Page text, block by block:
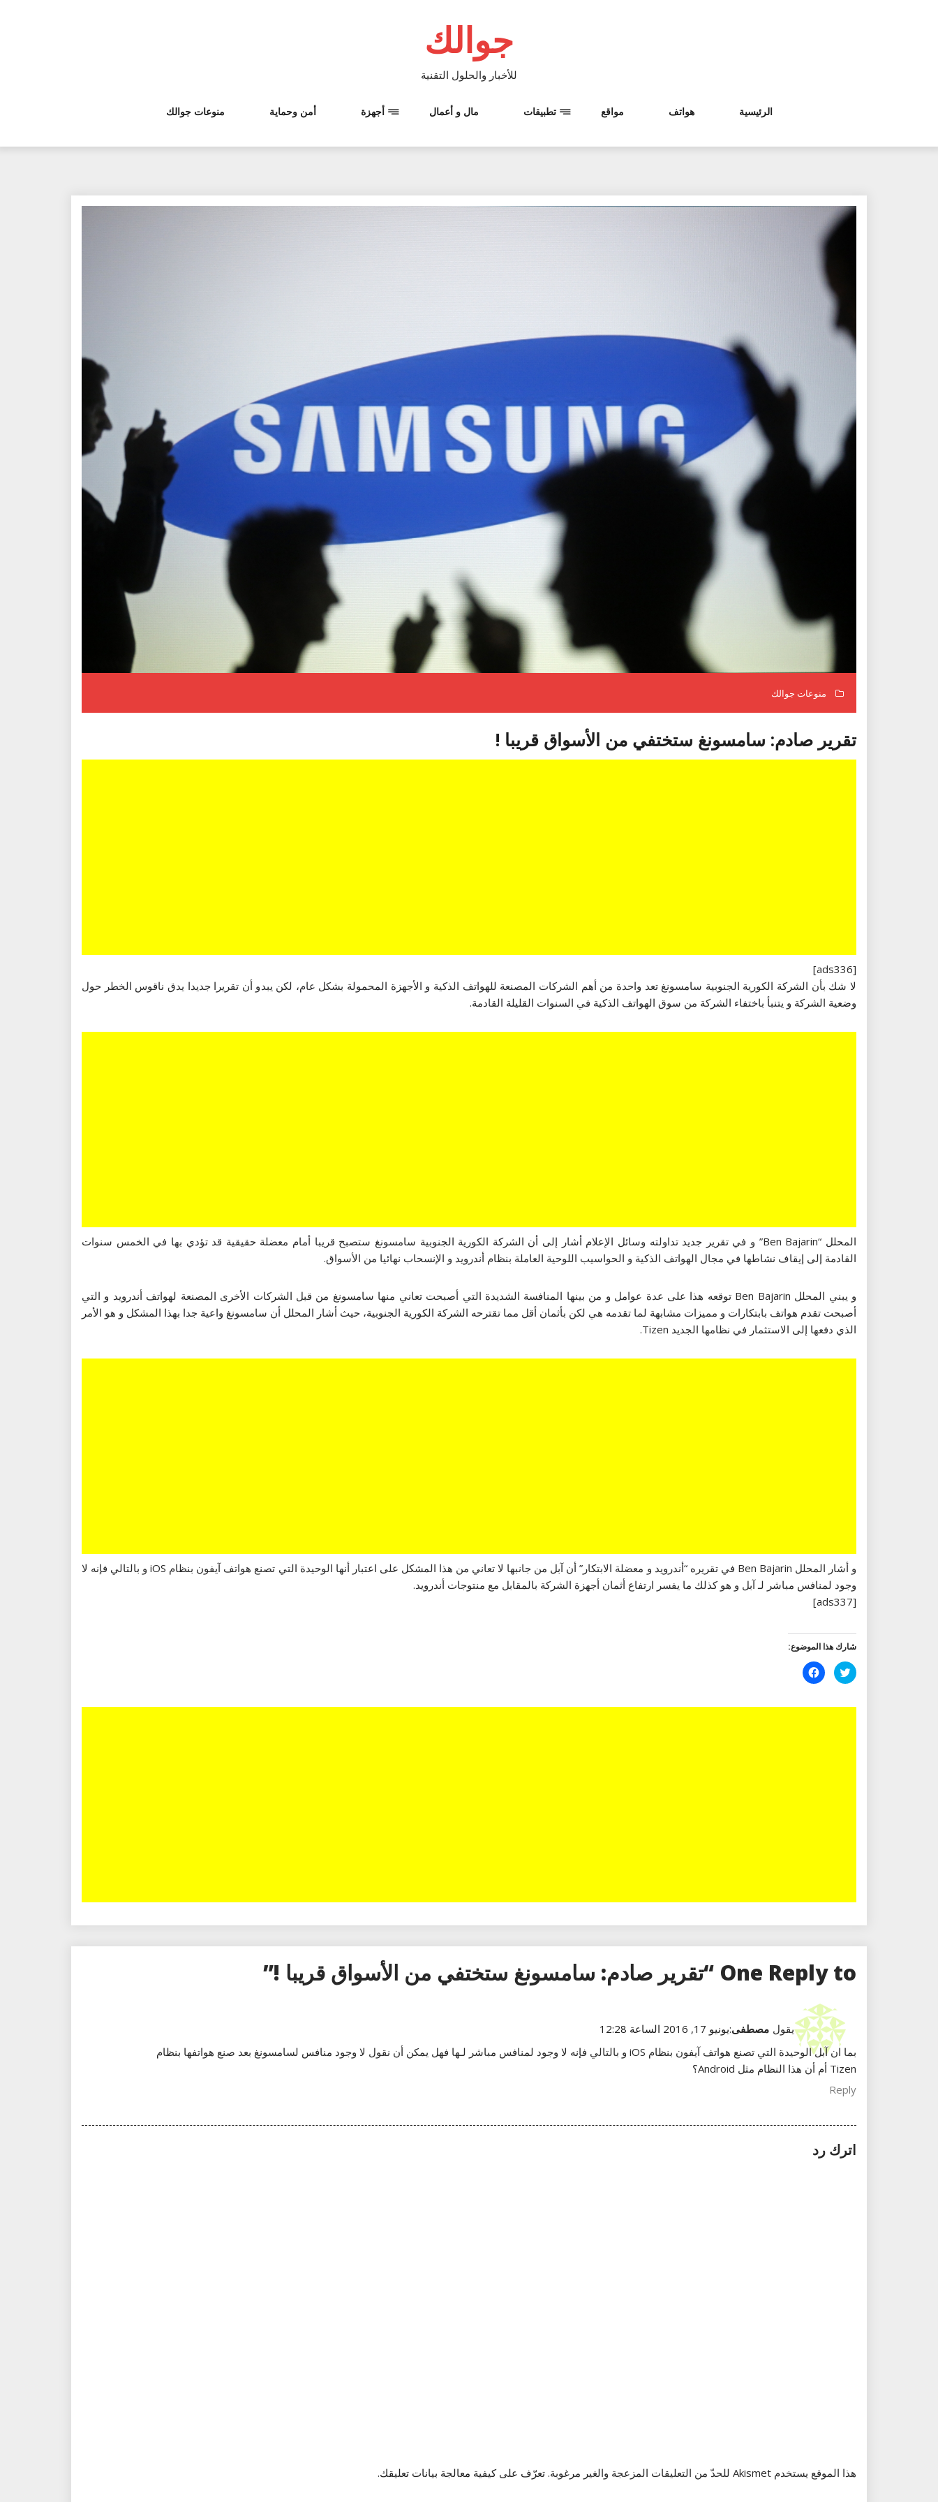
جوالك
للأخبار والحلول التقنية
الرئيسية هواتف مواقع تطبيقات مال و أعمال أجهزة أمن وحماية منوعات جوالك
منوعات جوالك
تقرير صادم: سامسونغ ستختفي من الأسواق قريبا !
[ads336]
لا شك بأن الشركة الكورية الجنوبية سامسونغ تعد واحدة من أهم الشركات المصنعة للهواتف الذكية و الأجهزة المحمولة بشكل عام، لكن يبدو أن تقريرا جديدا يدق ناقوس الخطر حول
وضعية الشركة و يتنبأ باختفاء الشركة من سوق الهواتف الذكية في السنوات القليلة القادمة.
المحلل “Ben Bajarin” و في تقرير جديد تداولته وسائل الإعلام أشار إلى أن الشركة الكورية الجنوبية سامسونغ ستصبح قريبا أمام معضلة حقيقية قد تؤدي بها في الخمس سنوات
القادمة إلى إيقاف نشاطها في مجال الهواتف الذكية و الحواسيب اللوحية العاملة بنظام أندرويد و الإنسحاب نهائيا من الأسواق.
و يبني المحلل Ben Bajarin توقعه هذا على عدة عوامل و من بينها المنافسة الشديدة التي أصبحت تعاني منها سامسونغ من قبل الشركات الأخرى المصنعة لهواتف أندرويد و التي
أصبحت تقدم هواتف بابتكارات و مميزات مشابهة لما تقدمه هي لكن بأثمان أقل مما تقترحه الشركة الكورية الجنوبية، حيث أشار المحلل أن سامسونغ واعية جدا بهذا المشكل و هو الأمر
الذي دفعها إلى الاستثمار في نظامها الجديد Tizen.
و أشار المحلل Ben Bajarin في تقريره “أندرويد و معضلة الابتكار” أن آبل من جانبها لا تعاني من هذا المشكل على اعتبار أنها الوحيدة التي تصنع هواتف آيفون بنظام iOS و بالتالي فإنه لا
وجود لمنافس مباشر لـ آبل و هو كذلك ما يفسر ارتفاع أثمان أجهزة الشركة بالمقابل مع منتوجات أندرويد.
[ads337]
شارك هذا الموضوع:
اضغط
للمشاركة
(فتح
انقر
للمشاركة
(فتح
One Reply to “تقرير صادم: سامسونغ ستختفي من الأسواق قريبا !”
يقول مصطفى:يونيو 17, 2016 الساعة 12:28
بما ان آبل الوحيدة التي تصنع هواتف آيفون بنظام iOS و بالتالي فإنه لا وجود لمنافس مباشر لـها فهل يمكن أن نقول لا وجود منافس لسامسونغ بعد صنع هواتفها بنظام
Tizen أم أن هذا النظام مثل Android؟
Reply
اترك رد
هذا الموقع يستخدم Akismet للحدّ من التعليقات المزعجة والغير مرغوبة. تعرّف على كيفية معالجة بيانات تعليقك.